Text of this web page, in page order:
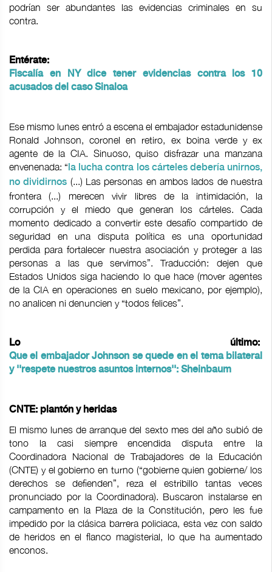
podrían ser abundantes las evidencias criminales en su
contra.
Entérate:
Fiscalía en NY dice tener evidencias contra los 10
acusados del caso Sinaloa
Ese mismo lunes entró a escena el embajador estadunidense
Ronald Johnson, coronel en retiro, ex boina verde y ex
agente de la CIA. Sinuoso, quiso disfrazar una manzana
envenenada: “ la lucha contra los cárteles debería unirnos,
no dividirnos (...) Las personas en ambos lados de nuestra
frontera (...) merecen vivir libres de la intimidación, la
corrupción y el miedo que generan los cárteles. Cada
momento dedicado a convertir este desafío compartido de
seguridad en una disputa política es una oportunidad
perdida para fortalecer nuestra asociación y proteger a las
personas a las que servimos”. Traducción: dejen que
Estados Unidos siga haciendo lo que hace (mover agentes
de la CIA en operaciones en suelo mexicano, por ejemplo),
no analicen ni denuncien y “todos felices”.
Lo último:
Que el embajador Johnson se quede en el tema bilateral
y ''respete nuestros asuntos internos'': Sheinbaum
CNTE: plantón y heridas
El mismo lunes de arranque del sexto mes del año subió de
tono la casi siempre encendida disputa entre la
Coordinadora Nacional de Trabajadores de la Educación
(CNTE) y el gobierno en turno (“gobierne quien gobierne/ los
derechos se defienden”, reza el estribillo tantas veces
pronunciado por la Coordinadora). Buscaron instalarse en
campamento en la Plaza de la Constitución, pero les fue
impedido por la clásica barrera policiaca, esta vez con saldo
de heridos en el flanco magisterial, lo que ha aumentado
enconos.